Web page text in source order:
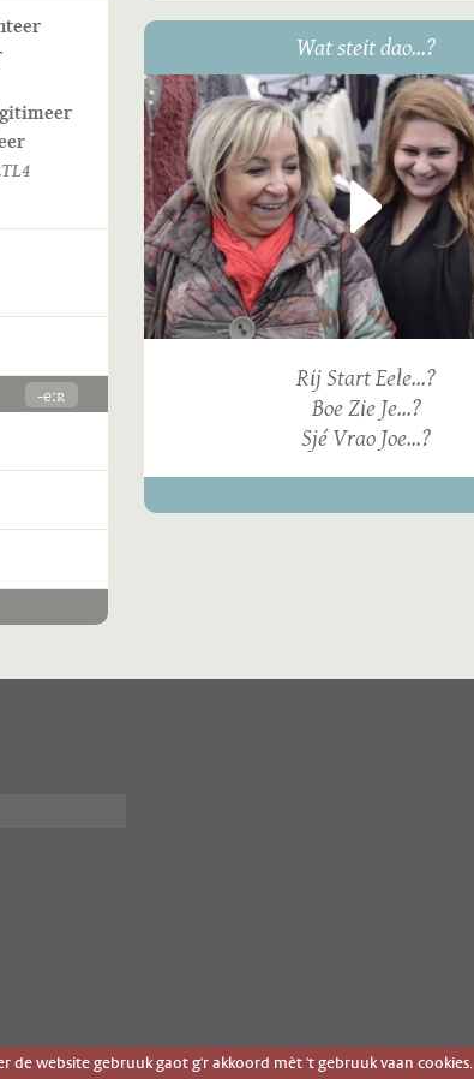
-eːʀ
Wat steit dao...?
Rij Start Eele...?
Boe Zie Je...?
Sjé Vrao Joe...?
de website gebruuk gaot g'r akkoord mèt 't gebruuk vaan cookies.